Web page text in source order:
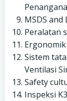
MSDS and
Peralatan
Sistem
Ventilasi
Safety
Inspeksi K3